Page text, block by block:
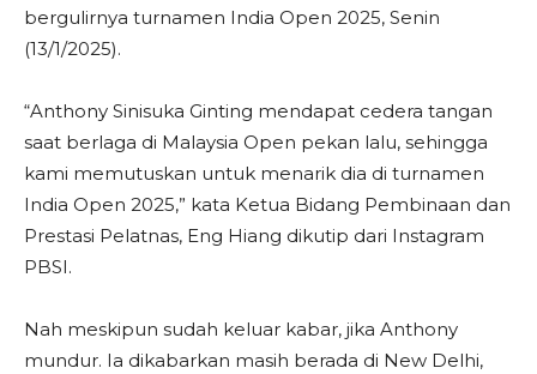
bergulirnya turnamen India Open 2025, Senin
(13/1/2025).
“Anthony Sinisuka Ginting mendapat cedera tangan
saat berlaga di Malaysia Open pekan lalu, sehingga
kami memutuskan untuk menarik dia di turnamen
India Open 2025,” kata Ketua Bidang Pembinaan dan
Prestasi Pelatnas, Eng Hiang dikutip dari Instagram
PBSI.
Nah meskipun sudah keluar kabar, jika Anthony
mundur. Ia dikabarkan masih berada di New Delhi,